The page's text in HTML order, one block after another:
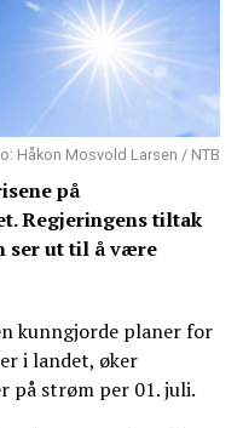
Håkon Mosvold Larsen / NTB
på
Regjeringens tiltak
ser ut til å være
kunngjorde planer for
i landet, øker
på strøm per 01. juli.